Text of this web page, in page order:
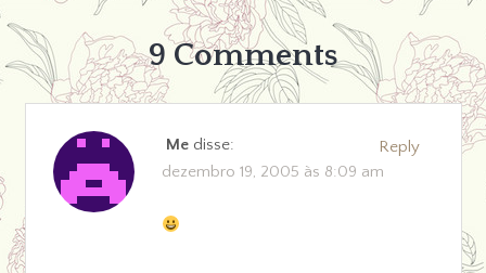
9 Comments
Me disse:
dezembro 19, 2005 às 8:09 am
Reply